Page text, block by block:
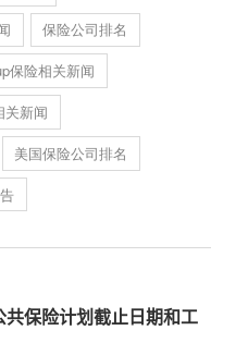
保险公司排名
保险相关新闻
关新闻
美国保险公司排名
保险计划截止日期和工